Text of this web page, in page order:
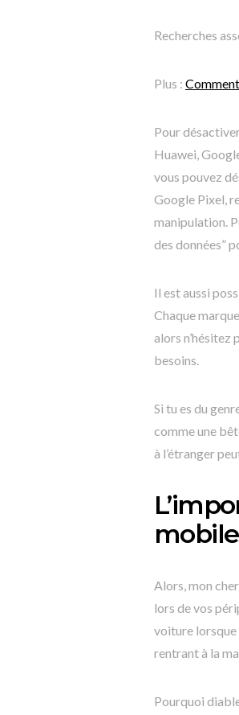
Recherches
Plus :
Pour
Huawei,
vous pouvez
Google Pixel,
manipulation.
des données”
Il est aussi
Chaque
alors
besoins.
Si tu es du
comme une
à l’étranger
Alors, mon
lors de vos
voiture lorsque
rentrant à la
Pourquoi